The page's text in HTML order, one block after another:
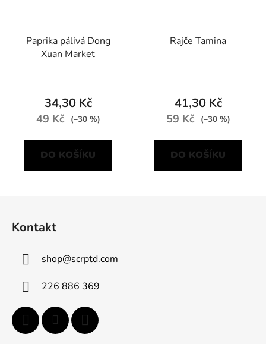
Paprika pálivá Dong
Xuan Market
34,30 Kč
49 Kč (–30 %)
DO KOŠÍKU
Rajče Tamina
41,30 Kč
59 Kč (–30 %)
DO KOŠÍKU
Kontakt
shop@scrptd.com
226 886 369